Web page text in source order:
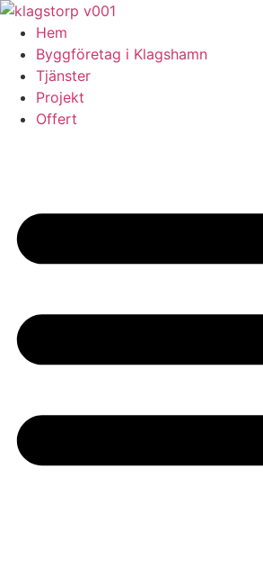
Skip
content
Hem
Byggföretag i Klagshamn
Tjänster
Projekt
Offert